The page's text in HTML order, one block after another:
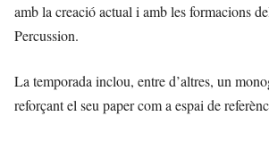
amb la creació actual i amb les formacions
Percussion.
La temporada inclou, entre d’altres, un
reforçant el seu paper com a espai de